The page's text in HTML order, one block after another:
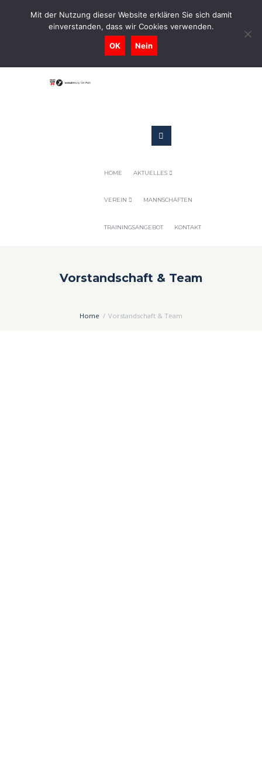
0731-9716400
Geschaeftsstelle@tennis-tsv-pfuhl.de
HOME AKTUELLES
VEREIN MANNSCHAFTEN
TRAININGSANGEBOT KONTAKT
Vorstandschaft & Team
Home Vorstandschaft & Team
Mit der Nutzung dieser Website erklären Sie sich damit
einverstanden, dass wir Cookies verwenden.
OK Nein